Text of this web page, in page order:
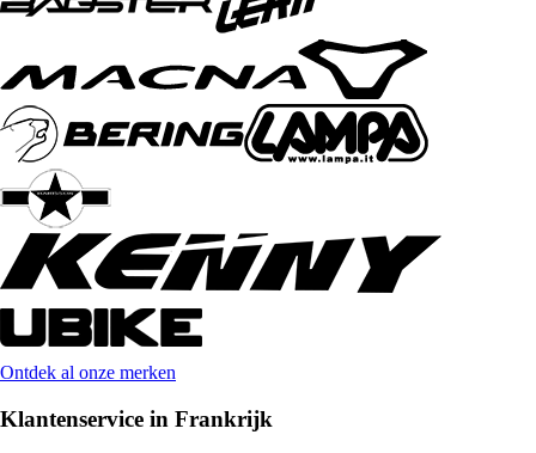
Ontdek al onze merken
Klantenservice in Frankrijk